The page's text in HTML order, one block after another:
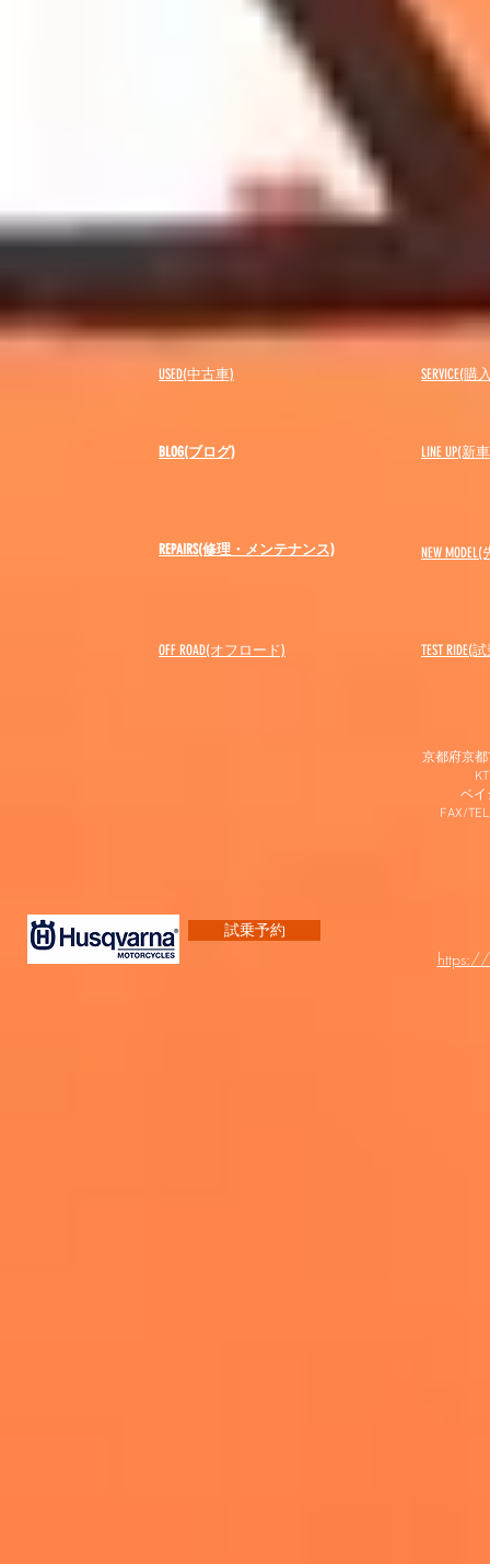
USED(中古車)
BLOG(ブログ)
SERVICE(
LINE UP(新
REPAIRS(修理・メンテナンス) NEW MODEL(
OFF ROAD(オフロード) ​TEST RIDE(
京都府京
ベイ
FAX/
試乗予約
https://